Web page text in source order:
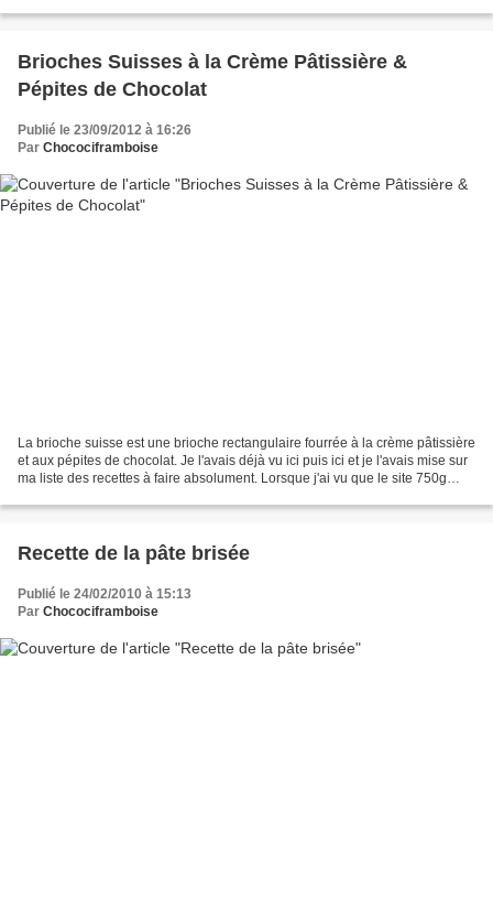
Brioches Suisses à la Crème Pâtissière &
Pépites de Chocolat
Publié le 23/09/2012 à 16:26
Par Chocociframboise
La brioche suisse est une brioche rectangulaire fourrée à la crème pâtissière
et aux pépites de chocolat. Je l'avais déjà vu ici puis ici et je l'avais mise sur
ma liste des recettes à faire absolument. Lorsque j'ai vu que le site 750g
Recette de la pâte brisée
Publié le 24/02/2010 à 15:13
Par Chocociframboise